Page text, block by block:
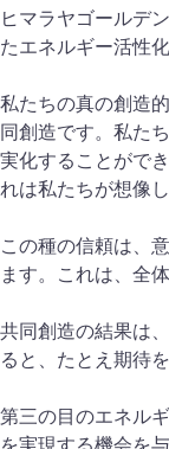
ヒマラヤゴールデ
たエネルギー活性
私たちの真の創造
同創造です。私た
実化することがで
れは私たちが想像
この種の信頼は、
ます。これは、全
共同創造の結果は
ると、たとえ期待
第三の目のエネル